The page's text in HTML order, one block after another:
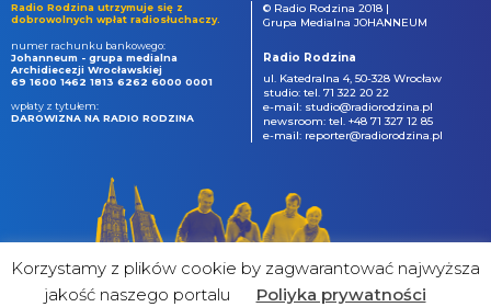
Radio Rodzina utrzymuje się z
dobrowolnych wpłat radiosłuchaczy.
numer rachunku bankowego:
Johanneum - grupa medialna
Archidiecezji Wrocławskiej
69 1600 1462 1813 6262 6000 0001
wpłaty z tytułem:
DAROWIZNA NA RADIO RODZINA
© Radio Rodzina 2018 |
Grupa Medialna JOHANNEUM
Radio Rodzina
ul. Katedralna 4, 50-328 Wrocław
studio: tel. 71 322 20 22
e-mail: studio@radiorodzina.pl
newsroom: tel. +48 71 327 12 85
e-mail: reporter@radiorodzina.pl
Korzystamy z plików cookie by zagwarantować najwyższa
jakość naszego portalu
Poliyka prywatności